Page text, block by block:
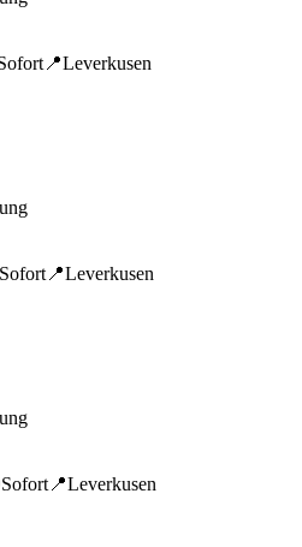
📍Leverkusen
Sofort 📍Leverkusen
Sofort 📍Leverkusen